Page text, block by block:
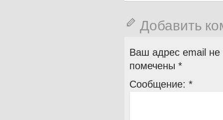
Добавить
Ваш адрес email не
помечены *
Сообщение: *